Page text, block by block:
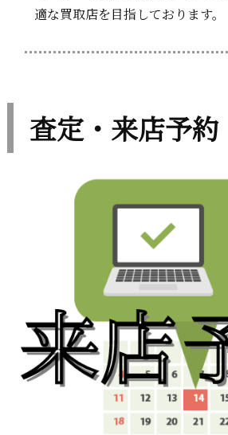
適な買取店を目指しております。
査定・来店予約